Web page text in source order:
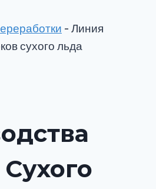
- Линия
сухого льда